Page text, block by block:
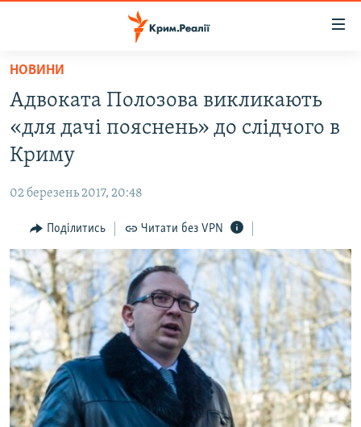
Перейти
основного
матеріалу
Перейти
до
основної
навігації
Перейти
до
пошуку
ВОДА.КРИМ
ВІДЕО ТА ФОТО
БЛОГИ
ПОГЛЯД
ІНТЕРВ'Ю
ВСЕ ЗА ДЕНЬ
СПЕЦПРОЕКТИ
ДЕПОРТАЦІЯ
ВІДЕОУРОКИ «ELIFBE»
СВІДЧЕННЯ ОКУПАЦІЇ
ЯК ОБІЙТИ БЛОКУВАННЯ
Русский
Qırımtatar
НОВИНИ
Адвоката Полозова викликають
«для дачі пояснень» до слідчого в
Криму
02 березень 2017, 20:48
Поділитись Читати без VPN